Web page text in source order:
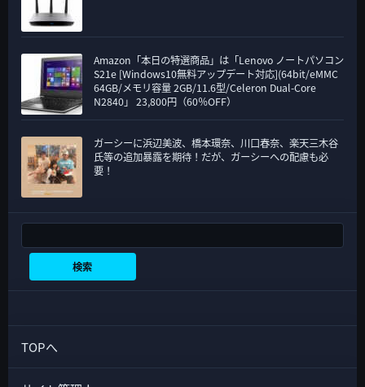
Amazon「本日の特選商品」は「Lenovo ノートパソコン
S21e [Windows10無料アップデート対応](64bit/eMMC
64GB/メモリ容量 2GB/11.6型/Celeron Dual-Core
N2840」 23,800円（60％OFF）
ガーシーに浜辺美波、橋本環奈、川口春奈、楽天三木谷
氏等の追加暴露を期待！だが、ガーシーへの配慮も必
要！
検索
TOPへ